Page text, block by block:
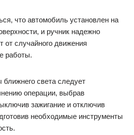
что автомобиль установлен на
и ручник надежно
от случайного движения
работы.
света следует
операции, выбрав
зажигание и отключив
необходимые инструменты